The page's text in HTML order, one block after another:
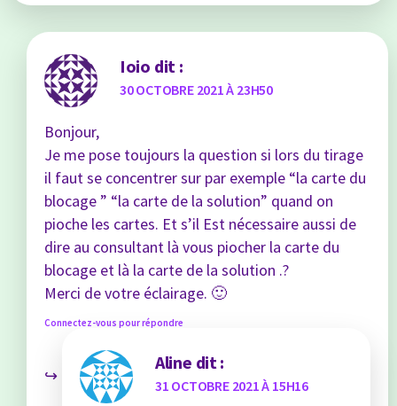
Ioio dit :
30 OCTOBRE 2021 À 23H50
Bonjour,
Je me pose toujours la question si lors du tirage
il faut se concentrer sur par exemple “la carte du
blocage ” “la carte de la solution” quand on
pioche les cartes. Et s’il Est nécessaire aussi de
dire au consultant là vous piocher la carte du
blocage et là la carte de la solution .?
Merci de votre éclairage. 🙂
Connectez-vous pour répondre
Aline dit :
31 OCTOBRE 2021 À 15H16